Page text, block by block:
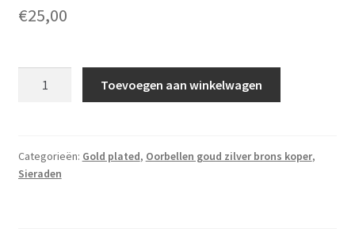
€25,00
cm
aantal
Toevoegen aan winkelwagen
Categorieën: Gold plated, Oorbellen goud zilver brons koper,
Sieraden